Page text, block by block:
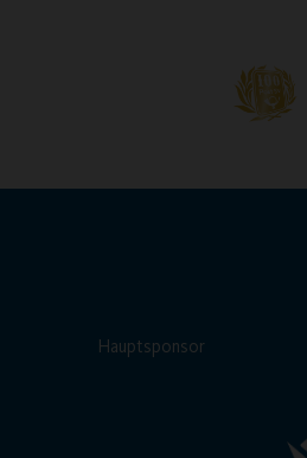
Hauptsponsor